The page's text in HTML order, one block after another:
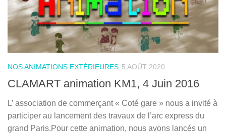
NOS ANIMATIONS EXTÉRIEURES 5 AOÛT 2020
CLAMART animation KM1, 4 Juin 2016
L’ association de commerçant « Coté gare » nous a invité à
participer au lancement des travaux de l’arc express du
grand Paris.Pour cette animation, nous avons lancés un